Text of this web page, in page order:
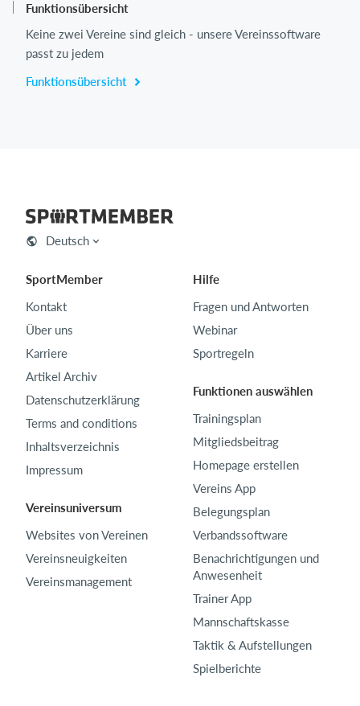
Funktionsübersicht
Keine zwei Vereine sind gleich - unsere Vereinssoftware
passt zu jedem
Funktionsübersicht
Deutsch
SportMember
Kontakt
Über uns
Karriere
Artikel Archiv
Datenschutzerklärung
Terms and conditions
Inhaltsverzeichnis
Impressum
Vereinsuniversum
Websites von Vereinen
Vereinsneuigkeiten
Vereinsmanagement
Hilfe
Fragen und Antworten
Webinar
Sportregeln
Funktionen auswählen
Trainingsplan
Mitgliedsbeitrag
Homepage erstellen
Vereins App
Belegungsplan
Verbandssoftware
Benachrichtigungen und
Anwesenheit
Trainer App
Mannschaftskasse
Taktik & Aufstellungen
Spielberichte